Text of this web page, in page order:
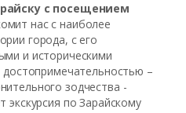
с посещением
нас с наиболее
города, с его
и историческими
–
зодчества -
по Зарайскому